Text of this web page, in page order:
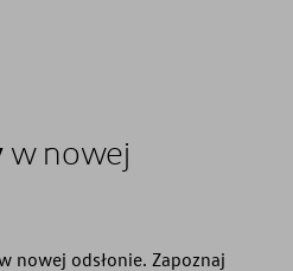
w nowej
nowej odsłonie. Zapoznaj